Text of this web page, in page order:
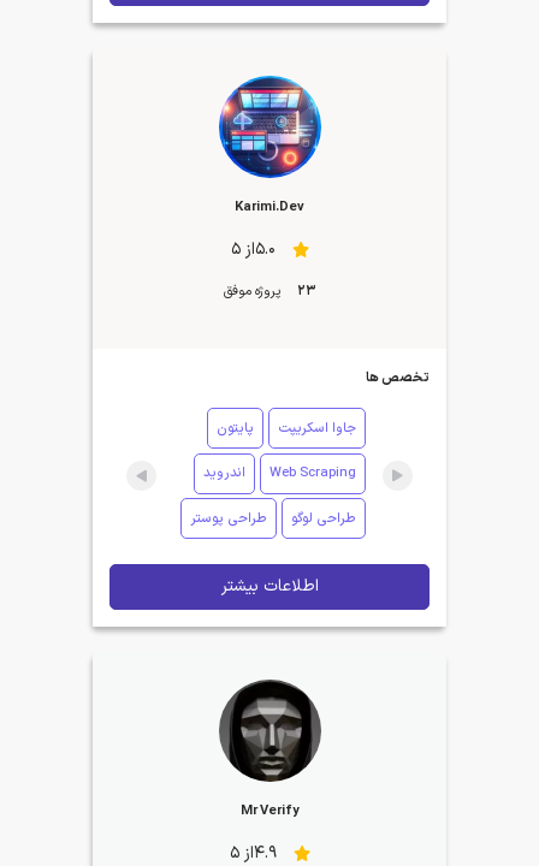
Karimi.Dev
5.0از 5
23 پروژه موفق
تخصص ها
جاوا اسکریپت پایتون
Web Scraping اندروید
طراحی لوگو طراحی پوستر
اطلاعات بیشتر
Mr Verify
4.9از 5